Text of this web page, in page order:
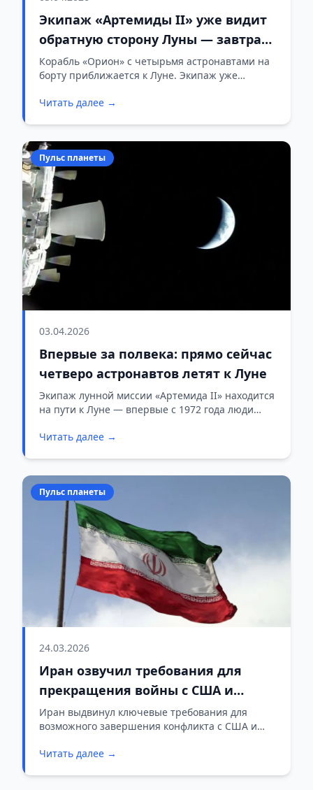
Экипаж «Артемиды II» уже видит
обратную сторону Луны — завтра
корабль подойдёт на рекордно
близкое расстояние
Корабль «Орион» с четырьмя астронавтами на
борту приближается к Луне. Экипаж уже
иллюминаторов — астронавт Кристина Кох
Читать далее →
Пульс планеты
03.04.2026
Впервые за полвека: прямо сейчас
четверо астронавтов летят к Луне
Экипаж лунной миссии «Артемида II» находится
на пути к Луне — впервые с 1972 года люди
Читать далее →
Пульс планеты
24.03.2026
Иран озвучил требования для
прекращения войны с США и
Израилем
Иран выдвинул ключевые требования для
возможного завершения конфликта с США и
официальное признание агрессии. Об этом
Читать далее →